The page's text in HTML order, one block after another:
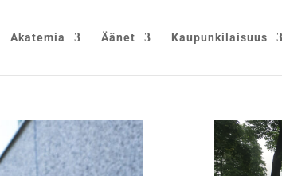
Akatemia Äänet Kaupunkilaisuus